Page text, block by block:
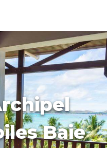
Baie